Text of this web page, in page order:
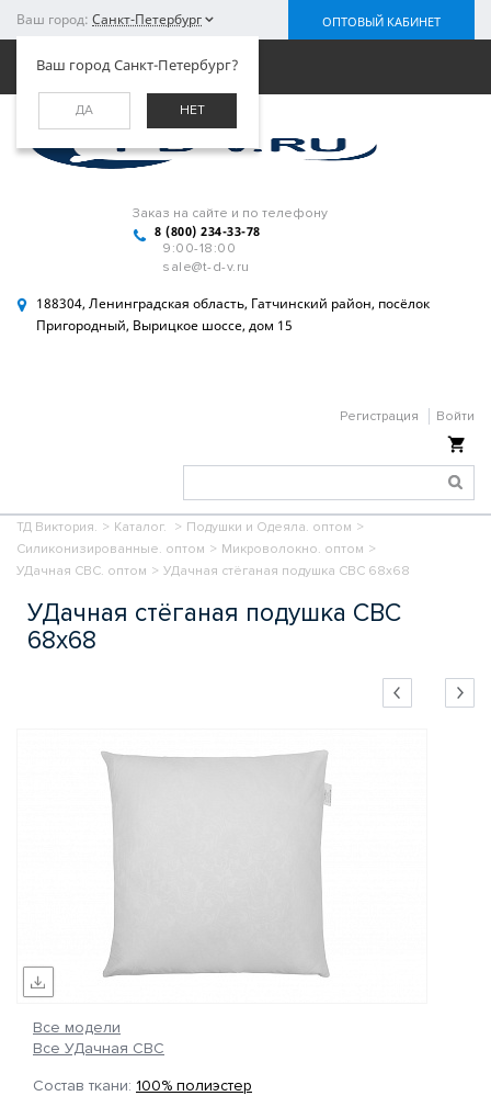
Ваш город: Санкт-Петербург
Ваш город Санкт-Петербург?
ДА НЕТ
ОПТОВЫЙ КАБИНЕТ
Заказ на сайте и по телефону
8 (800) 234-33-78
9:00-18:00
sale@t-d-v.ru
188304, Ленинградская область, Гатчинский район, посёлок
Пригородный, Вырицкое шоссе, дом 15
Регистрация Войти
Меню
ТД Виктория. > Каталог. > Подушки и Одеяла. оптом >
Силиконизированные. оптом > Микроволокно. оптом >
УДачная СВС. оптом > УДачная стёганая подушка СВС 68х68
УДачная стёганая подушка СВС
68х68
Все модели
Все УДачная СВС
Состав ткани: 100% полиэстер